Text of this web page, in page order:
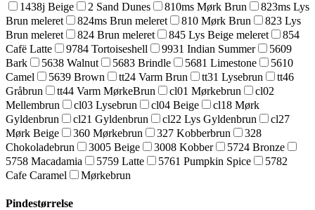
1438j Beige
2 Sand Dunes 810ms Mørk Brun
823ms Lys
Brun meleret
824ms Brun meleret 810 Mørk Brun
823 Lys
Brun meleret
824 Brun meleret 845 Lys Beige meleret
854
Cafë Latte
9784 Tortoiseshell 9931 Indian Summer
5609
Bark
5638 Walnut 5683 Brindle 5681 Limestone
5610
Camel
5639 Brown tt24 Varm Brun tt31 Lysebrun
tt46
Gråbrun
tt44 Varm MørkeBrun cl01 Mørkebrun
cl02
Mellembrun
cl03 Lysebrun cl04 Beige
cl18 Mørk
Gyldenbrun
cl21 Gyldenbrun cl22 Lys Gyldenbrun
cl27
Mørk Beige
360 Mørkebrun 327 Kobberbrun
328
Chokoladebrun
3005 Beige 3008 Kobber
5724 Bronze
5758 Macadamia
5759 Latte 5761 Pumpkin Spice
5782
Cafe Caramel
Mørkebrun
Pindestørrelse